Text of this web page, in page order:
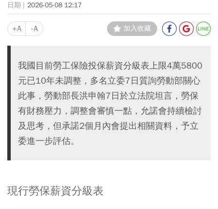
2026-05-08 12:17
+A -A 加入收藏
我國目前勞工保險投保薪資分級表上限4萬5800
元已10年未調整，多名立委7日質詢勞動部關心
此事，勞動部長洪申翰7日於立法院坦言，勞保
有財務壓力，調整會審慎一點，允諾會持續檢討
及思考，但承諾2個月內會提出相關資料，予立
委進一步評估。
現行勞保薪資分級表